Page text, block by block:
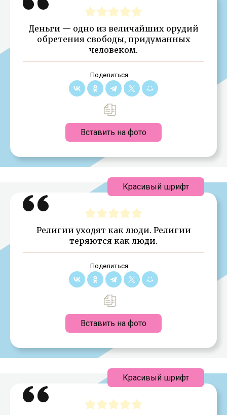
Деньги — одно из величайших орудий
обретения свободы, придуманных
человеком.
Поделиться:
Вставить на фото
Религии уходят как люди. Религии
теряются как люди.
Поделиться:
Вставить на фото
Красивый шрифт
Красивый шрифт